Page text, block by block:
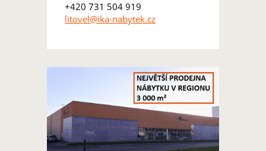
+420 731 504 919
litovel@ika-nabytek.cz